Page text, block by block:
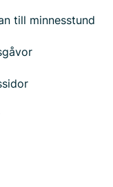
till minnesstund